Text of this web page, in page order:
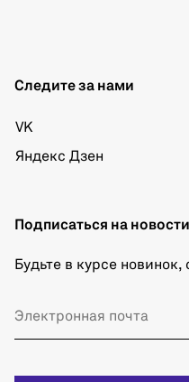
Следите за нами
VK
Яндекс Дзен
Подписаться на новости
Будьте в курсе